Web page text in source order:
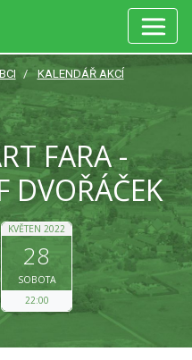
KALENDÁŘ AKCÍ
FARA -
DVOŘÁČEK
KVĚTEN 2022
28
SOBOTA
22:00